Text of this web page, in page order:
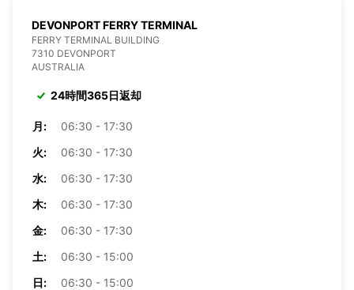
DEVONPORT FERRY TERMINAL
FERRY TERMINAL BUILDING
7310 DEVONPORT
AUSTRALIA
24時間365日返却
月:
06:30 - 17:30
火:
06:30 - 17:30
水:
06:30 - 17:30
木:
06:30 - 17:30
金:
06:30 - 17:30
土:
06:30 - 15:00
日:
06:30 - 15:00